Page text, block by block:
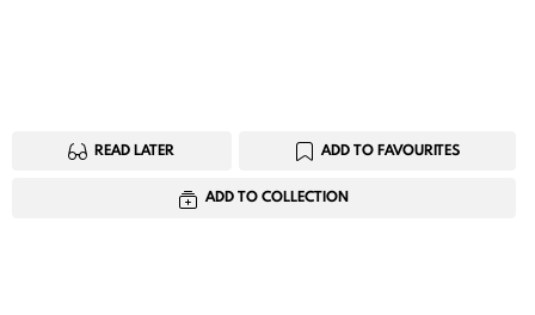
READ LATER ADD TO FAVOURITES
ADD TO COLLECTION